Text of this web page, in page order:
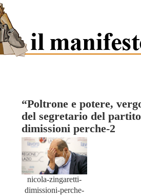
“Poltrone e potere,
del segretario del partito
dimissioni perche-2
nicola-zingaretti-
dimissioni-perche-